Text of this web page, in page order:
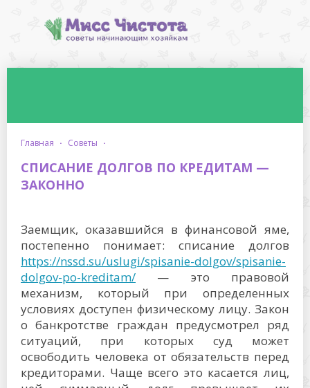
главная · советы ·
СПИСАНИЕ ДОЛГОВ ПО КРЕДИТАМ —
ЗАКОННО
Заемщик, оказавшийся в финансовой яме,
постепенно понимает: списание долгов
https://nssd.su/uslugi/spisanie-dolgov/spisanie-
dolgov-po-kreditam/ — это правовой
механизм, который при определенных
условиях доступен физическому лицу. Закон
о банкротстве граждан предусмотрел ряд
ситуаций, при которых суд может
освободить человека от обязательств перед
кредиторами. Чаще всего это касается лиц,